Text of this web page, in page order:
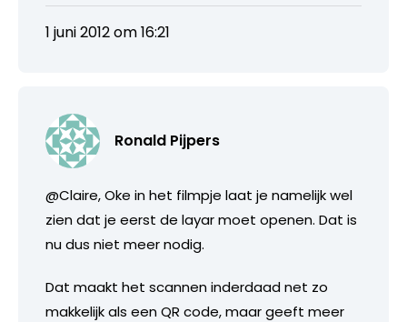
1 juni 2012 om 16:21
Ronald Pijpers
@Claire, Oke in het filmpje laat je namelijk wel
zien dat je eerst de layar moet openen. Dat is
nu dus niet meer nodig.
Dat maakt het scannen inderdaad net zo
makkelijk als een QR code, maar geeft meer